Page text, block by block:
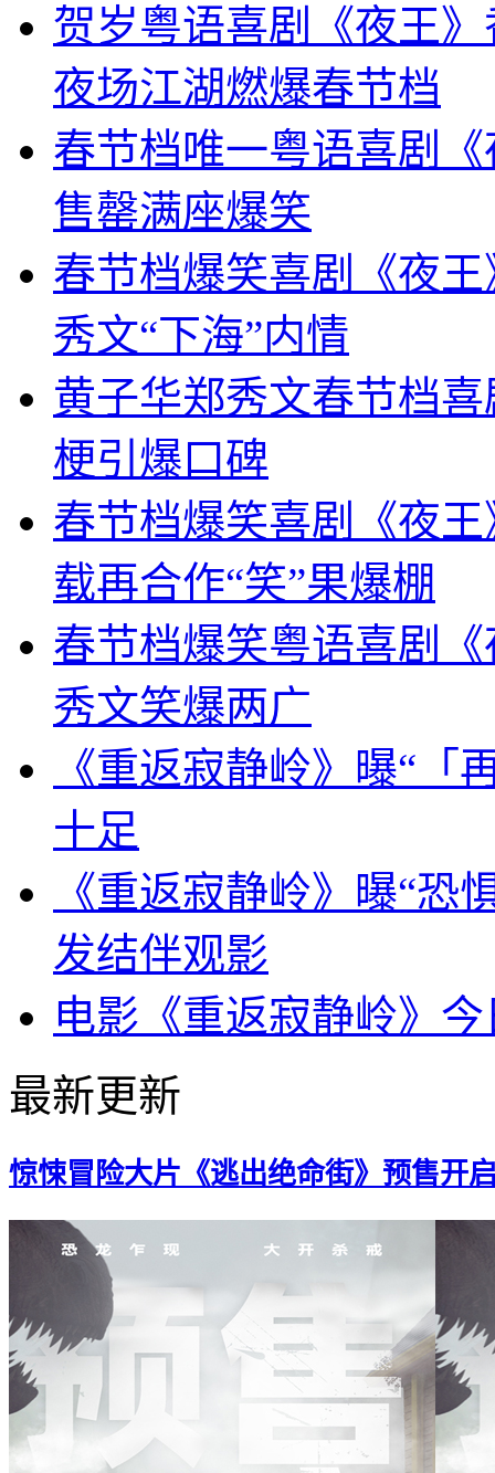
贺岁粤语喜剧《夜王
夜场江湖燃爆春节档
春节档唯一粤语喜剧
售罄满座爆笑
春节档爆笑喜剧《夜
秀文“下海”内情
黄子华郑秀文春节档
梗引爆口碑
春节档爆笑喜剧《夜
载再合作“笑”果爆棚
春节档爆笑粤语喜剧
秀文笑爆两广
《重返寂静岭》曝“「
十足
《重返寂静岭》曝“恐
发结伴观影
电影《重返寂静岭》
最新更新
惊悚冒险大片《逃出绝命街》预售开